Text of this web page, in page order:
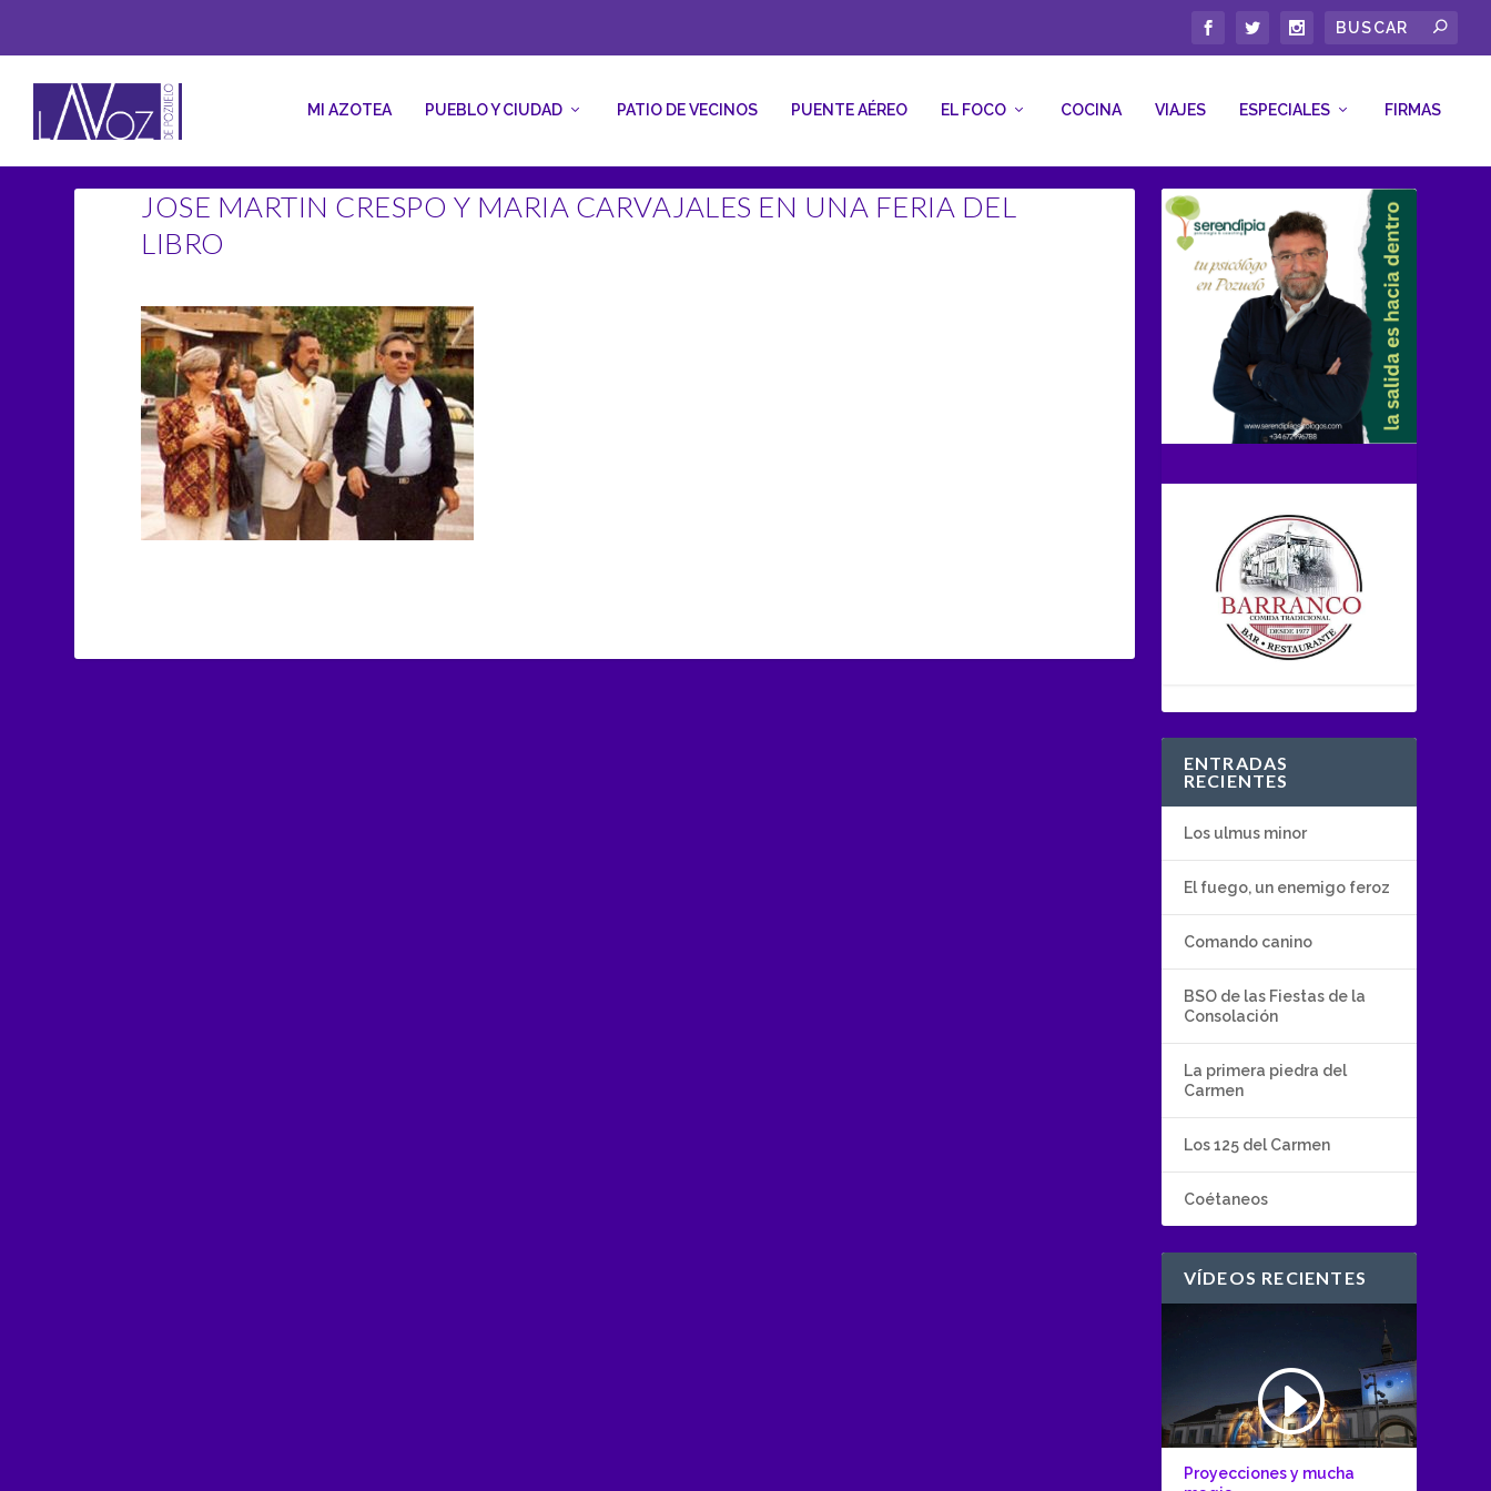
MI AZOTEA PUEBLO Y CIUDAD PATIO DE VECINOS PUENTE AÉREO EL FOCO COCINA VIAJES ESPECIALES FIRMAS
JOSE MARTIN CRESPO Y MARIA CARVAJALES EN UNA FERIA DEL
LIBRO
ENTRADAS
RECIENTES
Los ulmus minor
El fuego, un enemigo feroz
Comando canino
BSO de las Fiestas de la
Consolación
La primera piedra del
Carmen
Los 125 del Carmen
Coétaneos
VÍDEOS RECIENTES
Proyecciones y mucha